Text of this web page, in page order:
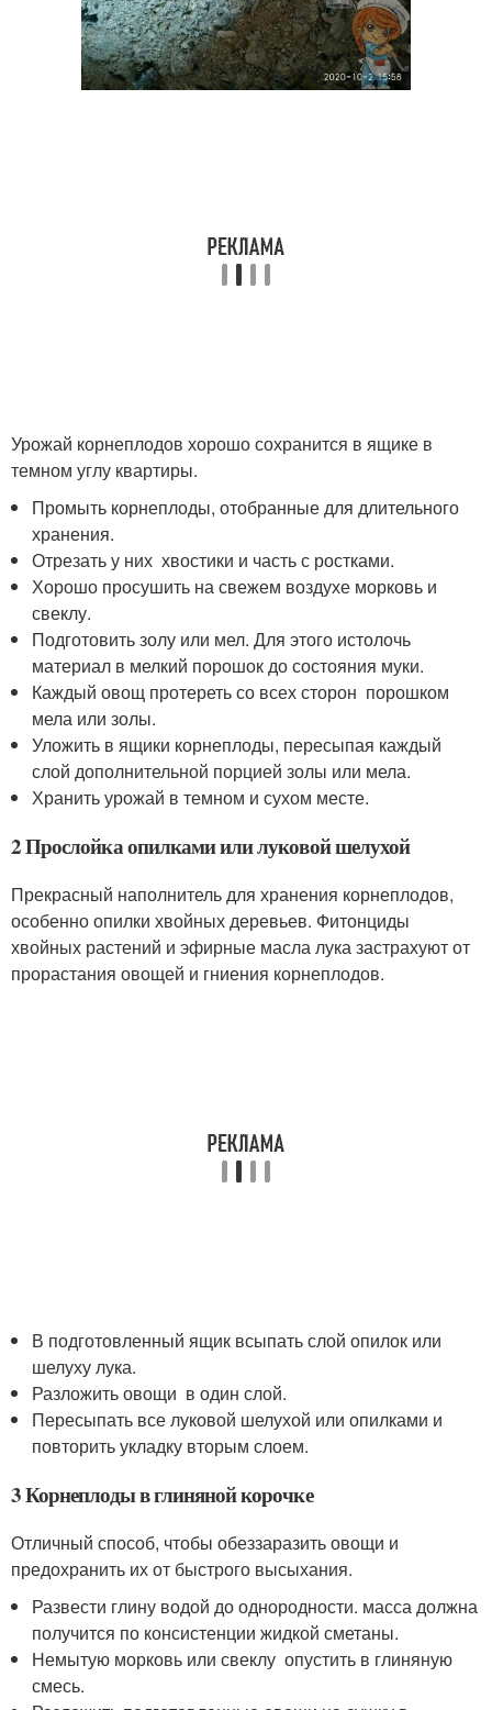
Урожай корнеплодов хорошо сохранится в ящике в
темном углу квартиры.
Промыть корнеплоды, отобранные для длительного
хранения.
Отрезать у них хвостики и часть с ростками.
Хорошо просушить на свежем воздухе морковь и
свеклу.
Подготовить золу или мел. Для этого истолочь
материал в мелкий порошок до состояния муки.
Каждый овощ протереть со всех сторон порошком
мела или золы.
Уложить в ящики корнеплоды, пересыпая каждый
слой дополнительной порцией золы или мела.
Хранить урожай в темном и сухом месте.
2 Прослойка опилками или луковой шелухой
Прекрасный наполнитель для хранения корнеплодов,
особенно опилки хвойных деревьев. Фитонциды
хвойных растений и эфирные масла лука застрахуют от
прорастания овощей и гниения корнеплодов.
В подготовленный ящик всыпать слой опилок или
шелуху лука.
Разложить овощи в один слой.
Пересыпать все луковой шелухой или опилками и
повторить укладку вторым слоем.
3 Корнеплоды в глиняной корочке
Отличный способ, чтобы обеззаразить овощи и
предохранить их от быстрого высыхания.
Развести глину водой до однородности. масса должна
получится по консистенции жидкой сметаны.
Немытую морковь или свеклу опустить в глиняную
смесь.